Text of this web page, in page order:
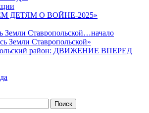
ДЕТЯМ О ВОЙНЕ-2025»
Земли Ставропольской…начало
Земли Ставропольской»
район: ДВИЖЕНИЕ ВПЕРЕД